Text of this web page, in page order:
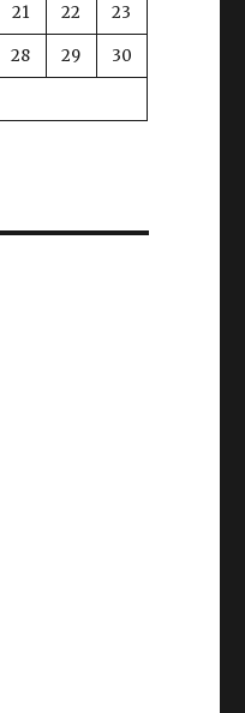
21 22 23
28 29 30